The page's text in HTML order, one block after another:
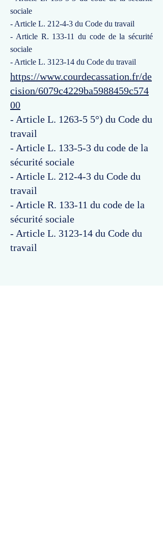
sociale
- Article L. 212-4-3 du Code du travail
- Article R. 133-11 du code de la sécurité
sociale
- Article L. 3123-14 du Code du travail
https://www.courdecassation.fr/de
cision/6079c4229ba5988459c574
00
- Article L. 1263-5 5°) du Code du
travail
- Article L. 133-5-3 du code de la
sécurité sociale
- Article L. 212-4-3 du Code du
travail
- Article R. 133-11 du code de la
sécurité sociale
- Article L. 3123-14 du Code du
travail